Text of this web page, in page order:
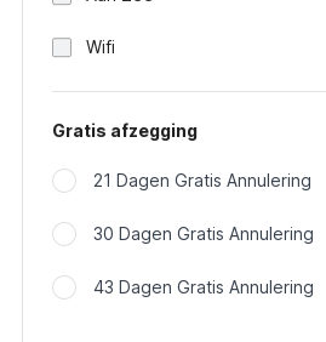
Wifi
Gratis afzegging
21 Dagen Gratis Annulering
30 Dagen Gratis Annulering
43 Dagen Gratis Annulering